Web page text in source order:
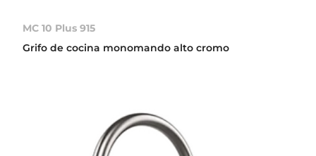
MC 10 Plus 915
Grifo de cocina monomando alto cromo